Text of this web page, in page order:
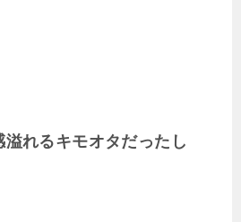
れるキモオタだったし